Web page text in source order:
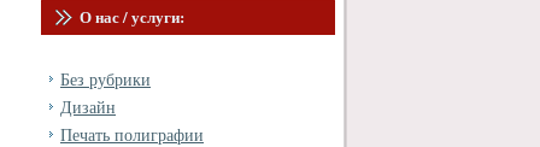
О нас / услуги:
Без рубрики
Дизайн
Печать полиграфии